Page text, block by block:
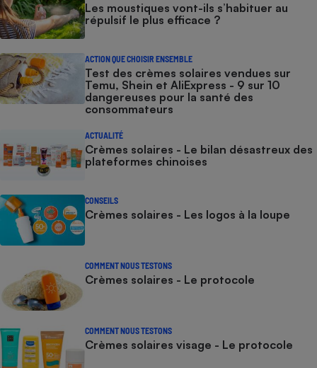
Les moustiques vont-ils s’habituer au
répulsif le plus efficace ?
ACTION QUE CHOISIR ENSEMBLE
Test des crèmes solaires vendues sur
Temu, Shein et AliExpress - 9 sur 10
dangereuses pour la santé des
consommateurs
ACTUALITÉ
Crèmes solaires - Le bilan désastreux des
plateformes chinoises
CONSEILS
Crèmes solaires - Les logos à la loupe
COMMENT NOUS TESTONS
Crèmes solaires - Le protocole
COMMENT NOUS TESTONS
Crèmes solaires visage - Le protocole